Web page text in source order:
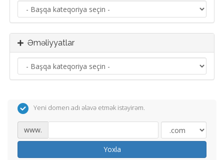
Əməliyyatlar
Yeni domen adı əlavə etmək istəyirəm.
www.
Yoxla